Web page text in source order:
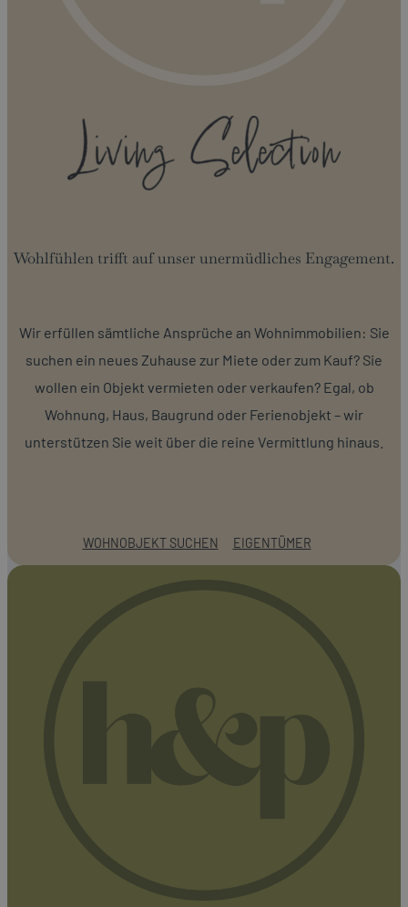
Wohlfühlen trifft auf unser unermüdliches Engagement.
Wir erfüllen sämtliche Ansprüche an Wohnimmobilien: Sie
suchen ein neues Zuhause zur Miete oder zum Kauf? Sie
wollen ein Objekt vermieten oder verkaufen? Egal, ob
Wohnung, Haus, Baugrund oder Ferienobjekt – wir
unterstützen Sie weit über die reine Vermittlung hinaus.
WOHNOBJEKT SUCHEN EIGENTÜMER